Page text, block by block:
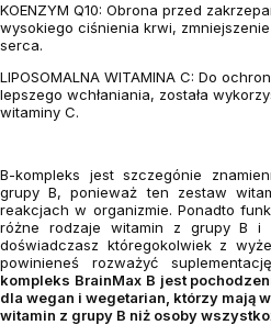
KOENZYM Q10: Obrona przed
wysokiego ciśnienia krwi,
serca.
LIPOSOMALNA WITAMINA C: Do
lepszego wchłaniania, została
witaminy C.
B-kompleks jest szczegónie
grupy B, ponieważ ten zestaw
reakcjach w organizmie. Ponadto
różne rodzaje witamin z grupy B i
doświadczasz któregokolwiek z
powinieneś rozważyć
kompleks BrainMax B jest
dla wegan i wegetarian, którzy mają
witamin z grupy B niż osoby